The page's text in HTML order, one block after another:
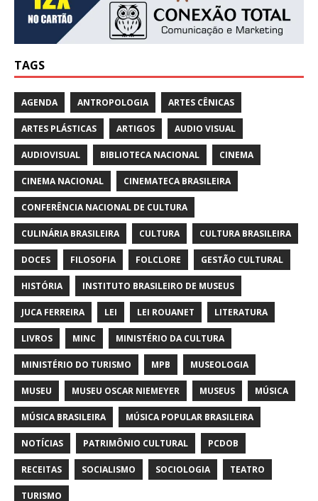
TAGS
AGENDA ANTROPOLOGIA ARTES CÊNICAS
ARTES PLÁSTICAS ARTIGOS AUDIO VISUAL
AUDIOVISUAL BIBLIOTECA NACIONAL CINEMA
CINEMA NACIONAL CINEMATECA BRASILEIRA
CONFERÊNCIA NACIONAL DE CULTURA
CULINÁRIA BRASILEIRA CULTURA CULTURA BRASILEIRA
DOCES FILOSOFIA FOLCLORE GESTÃO CULTURAL
HISTÓRIA INSTITUTO BRASILEIRO DE MUSEUS
JUCA FERREIRA LEI LEI ROUANET LITERATURA
LIVROS MINC MINISTÉRIO DA CULTURA
MINISTÉRIO DO TURISMO MPB MUSEOLOGIA
MUSEU MUSEU OSCAR NIEMEYER MUSEUS MÚSICA
MÚSICA BRASILEIRA MÚSICA POPULAR BRASILEIRA
NOTÍCIAS PATRIMÔNIO CULTURAL PCDOB
RECEITAS SOCIALISMO SOCIOLOGIA TEATRO
TURISMO